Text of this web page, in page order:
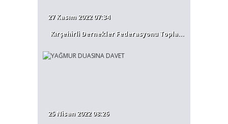
27 Kasım 2022 07:34
Kırşehirli Dernekler Federasyonu Topla...
25 Nisan 2022 08:26